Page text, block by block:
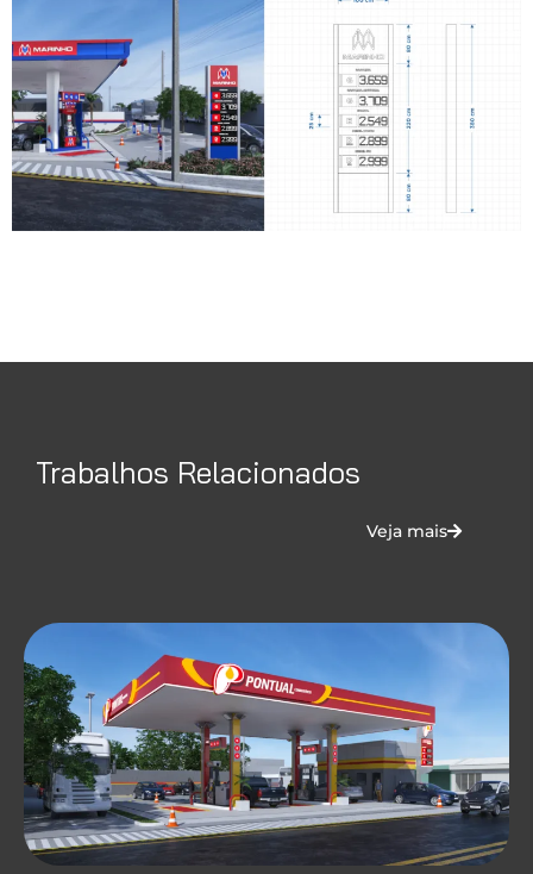
Trabalhos Relacionados
Veja mais